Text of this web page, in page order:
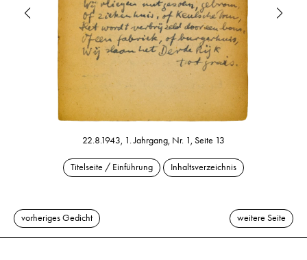
22.8.1943, 1. Jahrgang, Nr. 1, Seite 13
Titelseite / Einführung Inhaltsverzeichnis
vorheriges Gedicht weitere Seite